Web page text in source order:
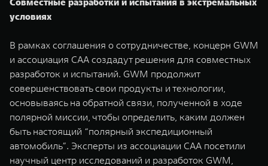
условиях
В рамках соглашения о сотрудничестве, концерн GWM
и ассоциация CAA создадут решения для совместных
разработок и испытаний. GWM продолжит
совершенствовать свои продукты и технологии,
основываясь на обратной связи, полученной в ходе
полярной миссии, чтобы определить, каким должен
быть настоящий “полярный экспедиционный
автомобиль”. Эксперты из ассоциации CAA посетили
научный центр исследований и разработок GWM,